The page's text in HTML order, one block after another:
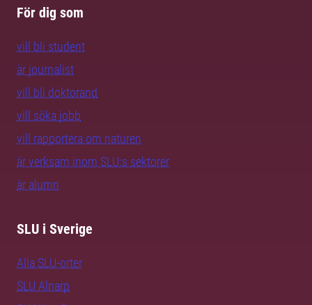
För dig som
vill bli student
är journalist
vill bli doktorand
vill söka jobb
vill rapportera om naturen
är verksam inom SLU:s sektorer
är alumn
SLU i Sverige
Alla SLU-orter
SLU Alnarp